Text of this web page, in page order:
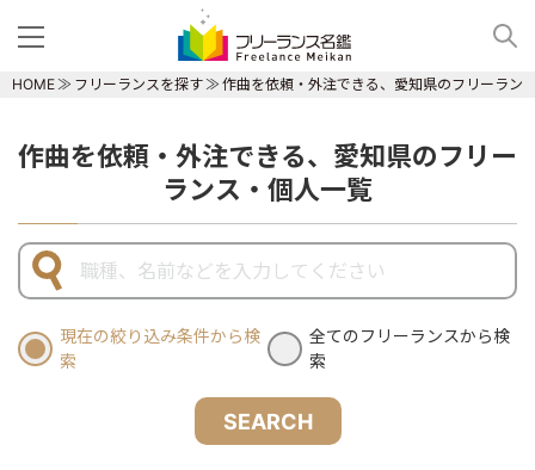
HOME フリーランスを探す 作曲を依頼・外注できる、愛知県のフリーラン
作曲を依頼・外注できる、愛知県のフリー
ランス・個人一覧
現在の絞り込み条件から検
索
全てのフリーランスから検
索
SEARCH